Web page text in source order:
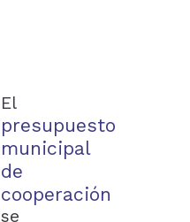
El
presupuesto
municipal
de
cooperación
se